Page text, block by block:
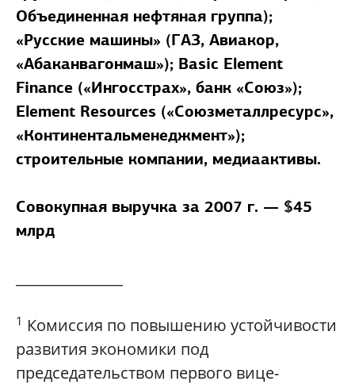
Объединенная нефтяная группа);
«Русские машины» (ГАЗ, Авиакор,
«Абаканвагонмаш»); Basic Element
Finance («Ингосстрах», банк «Союз»);
Element Resources («Союзметаллресурс»,
«Континентальменеджмент»);
строительные компании, медиаактивы.
Совокупная выручка за 2007 г. — $45
млрд
1 Комиссия по повышению устойчивости
развития экономики под
председательством первого вице-